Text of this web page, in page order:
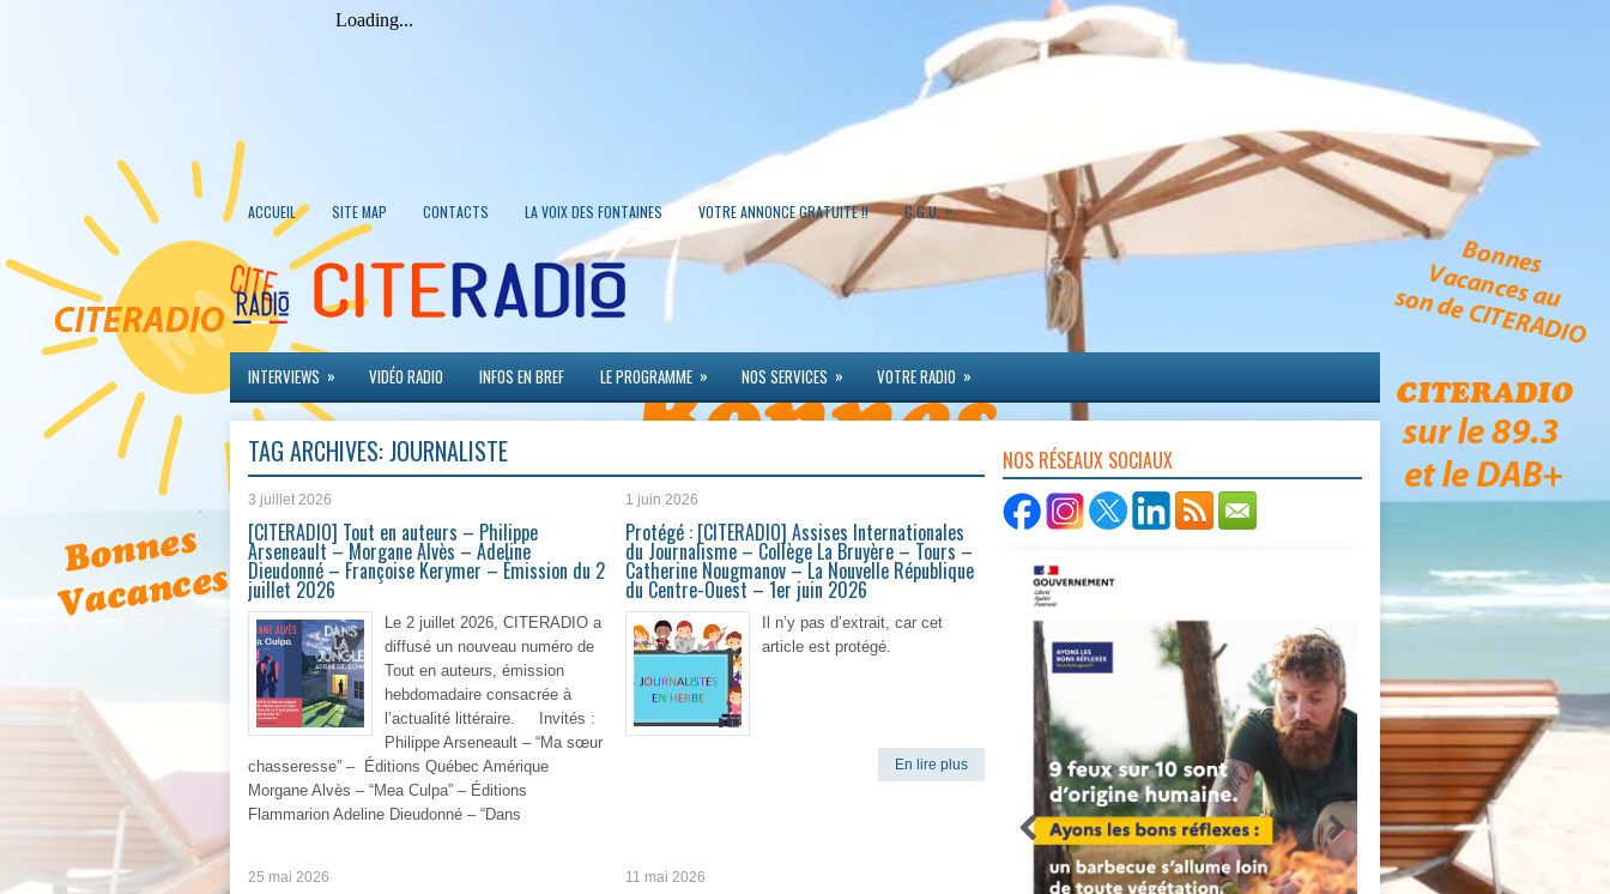
ACCUEIL SITE MAP CONTACTS LA VOIX DES FONTAINES VOTRE ANNONCE GRATUITE !! C.G.U. »
INTERVIEWS » VIDÉO RADIO INFOS EN BREF LE PROGRAMME » NOS SERVICES » VOTRE RADIO »
TAG ARCHIVES:JOURNALISTE
3 juillet 2026
[CITERADIO] Tout en auteurs – Philippe
Arseneault – Morgane Alvès – Adeline
Dieudonné – Françoise Kerymer – Émission du 2
juillet 2026
Le 2 juillet 2026, CITERADIO a
diffusé un nouveau numéro de
Tout en auteurs, émission
hebdomadaire consacrée à
l’actualité littéraire. Invités :
Philippe Arseneault – “Ma sœur
chasseresse” – Éditions Québec Amérique
Morgane Alvès – “Mea Culpa” – Éditions
Flammarion Adeline Dieudonné – “Dans
1 juin 2026
Protégé : [CITERADIO] Assises Internationales
du Journalisme – Collège La Bruyère – Tours –
Catherine Nougmanov – La Nouvelle République
du Centre-Ouest – 1er juin 2026
Il n’y pas d’extrait, car cet
article est protégé.
En lire plus
25 mai 2026 11 mai 2026
NOS RÉSEAUX SOCIAUX